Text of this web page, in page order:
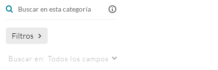
Filtros
Buscar en: Todos los campos